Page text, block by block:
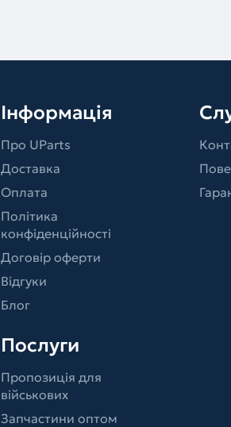
Інформація
Про UParts
Доставка
Оплата
Політика
конфіденційності
Договір оферти
Відгуки
Блог
Послуги
Пропозиція для
військових
Запчастини оптом